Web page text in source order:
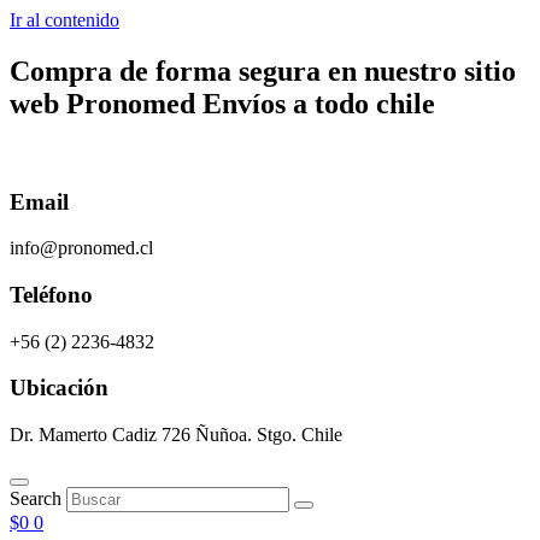
Ir al contenido
Compra de forma segura en nuestro sitio
web Pronomed Envíos a todo chile
Email
info@pronomed.cl
Teléfono
+56 (2) 2236-4832
Ubicación
Dr. Mamerto Cadiz 726 Ñuñoa. Stgo. Chile
Search
$0 0